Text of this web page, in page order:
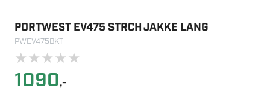
PORTWEST EV475 STRCH JAKKE LANG
PWEV475BKT
★★★★★
1090,-